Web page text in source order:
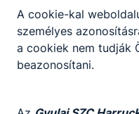
Szakma
kóstoló tábor
negyedik nap
délelőtt
A cookie-kal
személyes
a cookiek nem tudják
beazonosítani.